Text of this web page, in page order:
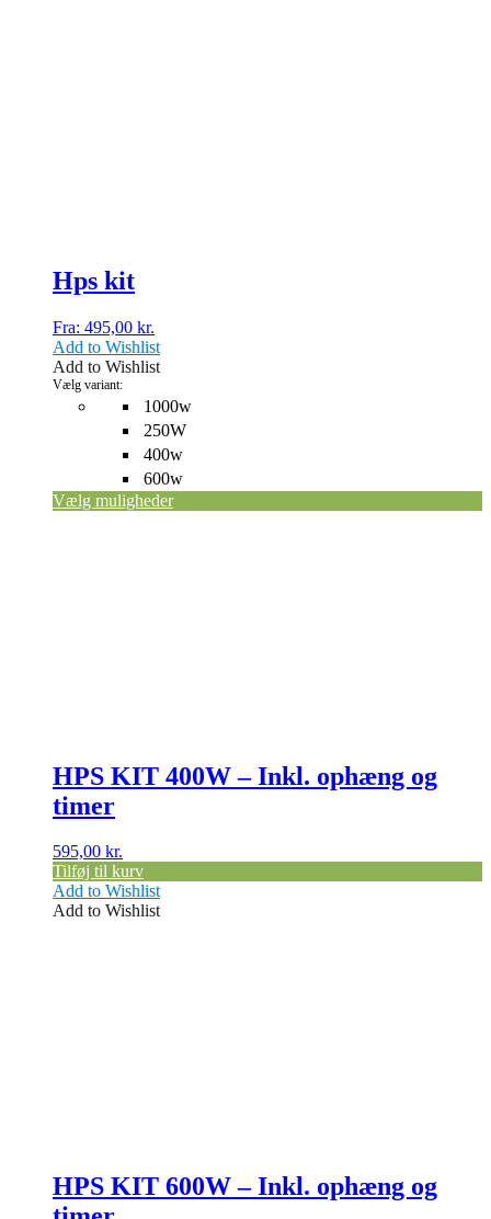
Hps kit
Fra: 495,00 kr.
1000w
250W
400w
600w
Vælg variant:
Vælg muligheder
Add to Wishlist
Add to Wishlist
HPS KIT 400W – Inkl. ophæng og
timer
595,00 kr.
Tilføj til kurv
Add to Wishlist
Add to Wishlist
HPS KIT 600W – Inkl. ophæng og